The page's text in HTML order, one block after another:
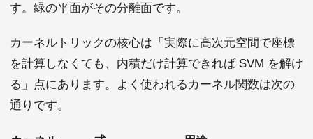
す。緑の平面がその分離面です。
カーネルトリックの核心は「実際に高次元空間で座標
を計算しなくても、内積だけ計算できれば SVM を解け
る」点にあります。よく使われるカーネル関数は次の
通りです。